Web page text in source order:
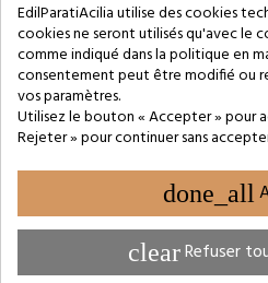
Copyright © 2024 by 3Enne
Numéro d'enregistrement REA
Commerce
Website Developed by
EdilParatiAcilia utilise des cookies
cookies ne seront utilisés qu'avec le
comme indiqué dans la politique en
consentement peut être modifié ou
vos paramètres.
Utilisez le bouton « Accepter » pour
Rejeter » pour continuer sans
done_all
clearRefuser